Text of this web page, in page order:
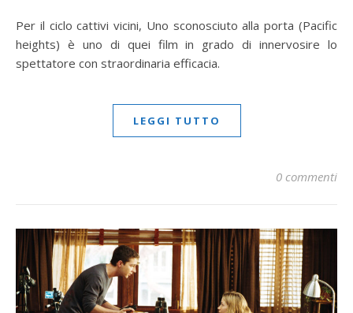
Per il ciclo cattivi vicini, Uno sconosciuto alla porta (Pacific
heights) è uno di quei film in grado di innervosire lo
spettatore con straordinaria efficacia.
LEGGI TUTTO
0 commenti